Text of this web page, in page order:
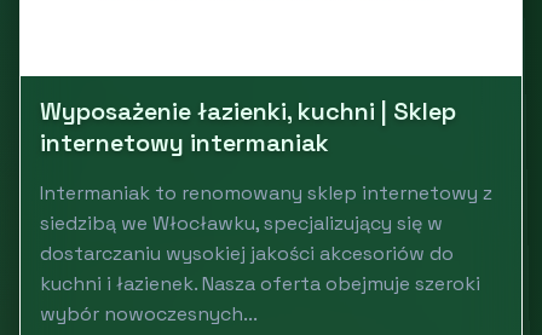
Wyposażenie łazienki, kuchni | Sklep
internetowy intermaniak
Intermaniak to renomowany sklep internetowy z
siedzibą we Włocławku, specjalizujący się w
dostarczaniu wysokiej jakości akcesoriów do
kuchni i łazienek. Nasza oferta obejmuje szeroki
wybór nowoczesnych...